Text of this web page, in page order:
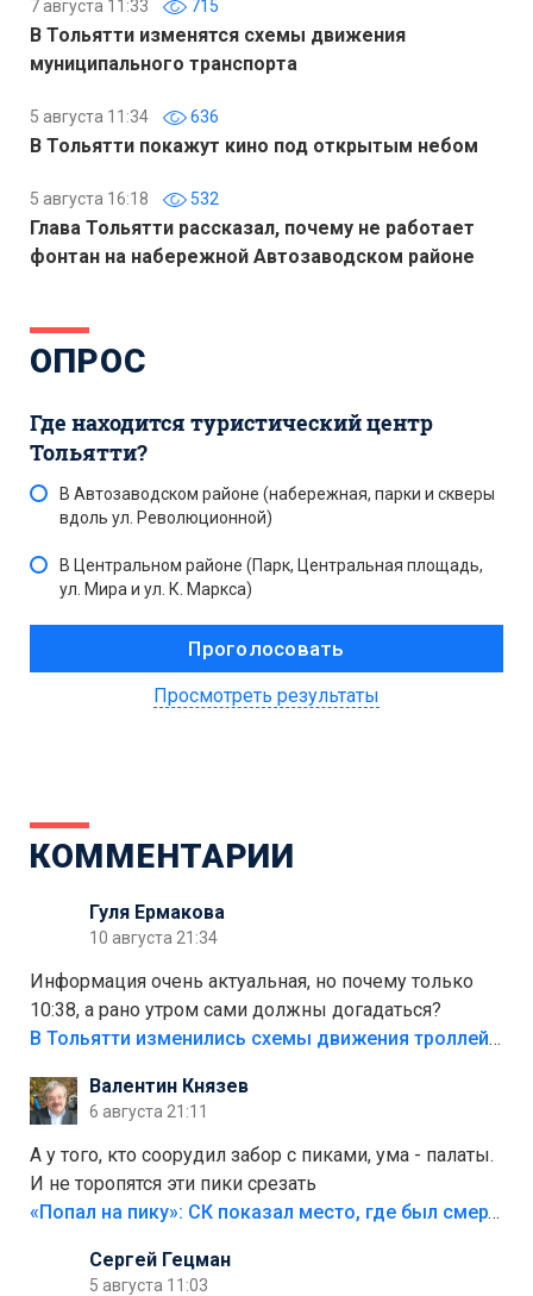
7 августа 11:33 715
В Тольятти изменятся схемы движения
муниципального транспорта
5 августа 11:34 636
В Тольятти покажут кино под открытым небом
5 августа 16:18 532
Глава Тольятти рассказал, почему не работает
фонтан на набережной Автозаводском районе
ОПРОС
Где находится туристический центр
Тольятти?
В Автозаводском районе (набережная, парки и скверы
вдоль ул. Революционной)
В Центральном районе (Парк, Центральная площадь,
ул. Мира и ул. К. Маркса)
Просмотреть результаты
КОММЕНТАРИИ
Гуля Ермакова
10 августа 21:34
Информация очень актуальная, но почему только
10:38, а рано утром сами должны догадаться?
В Тольятти изменились схемы движения троллейбусов
Валентин Князев
6 августа 21:11
А у того, кто соорудил забор с пиками, ума - палаты.
И не торопятся эти пики срезать
«Попал на пику»: СК показал место, где был смертельно травмирован ребенок в Тольятти
Сергей Гецман
5 августа 11:03